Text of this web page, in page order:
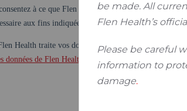
be made. All
Flen Health’s
Please be careful
information to
damage.